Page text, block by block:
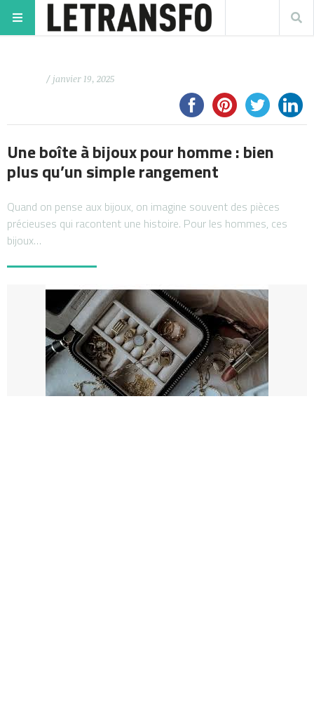
/ janvier 19, 2025
Une boîte à bijoux pour homme : bien
plus qu’un simple rangement
Quand on pense aux bijoux, on imagine souvent des pièces
précieuses qui racontent une histoire. Pour les hommes, ces
bijoux…